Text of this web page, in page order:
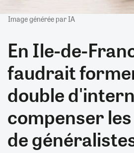
Image générée par IA
En Ile-de-
faudrait
double
compenser
de